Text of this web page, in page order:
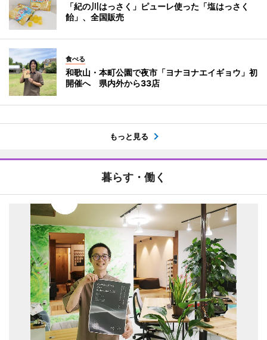
「紀の川はっさく」ピューレ使った「塩はっさく
飴」、全国販売
食べる
和歌山・本町公園で夜市「ヨナヨナエイギョウ」初
開催へ 県内外から33店
もっと見る
暮らす・働く